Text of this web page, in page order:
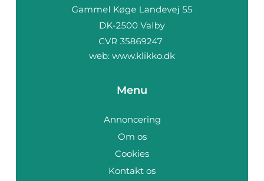
web: www.klikko.dk
Menu
Annoncering
Om os
Cookies
Kontakt os